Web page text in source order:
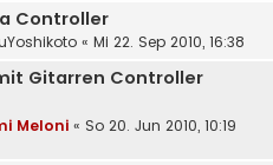
Controller
« Mi 22. Sep 2010, 16:38
Gitarren Controller
Meloni « So 20. Jun 2010, 10:19